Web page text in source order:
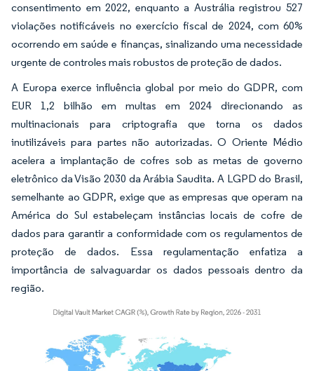
consentimento em 2022, enquanto a Austrália registrou 527
violações notificáveis no exercício fiscal de 2024, com 60%
ocorrendo em saúde e finanças, sinalizando uma necessidade
urgente de controles mais robustos de proteção de dados.
A Europa exerce influência global por meio do GDPR, com
EUR 1,2 bilhão em multas em 2024 direcionando as
multinacionais para criptografia que torna os dados
inutilizáveis para partes não autorizadas. O Oriente Médio
acelera a implantação de cofres sob as metas de governo
eletrônico da Visão 2030 da Arábia Saudita. A LGPD do Brasil,
semelhante ao GDPR, exige que as empresas que operam na
América do Sul estabeleçam instâncias locais de cofre de
dados para garantir a conformidade com os regulamentos de
proteção de dados. Essa regulamentação enfatiza a
importância de salvaguardar os dados pessoais dentro da
região.